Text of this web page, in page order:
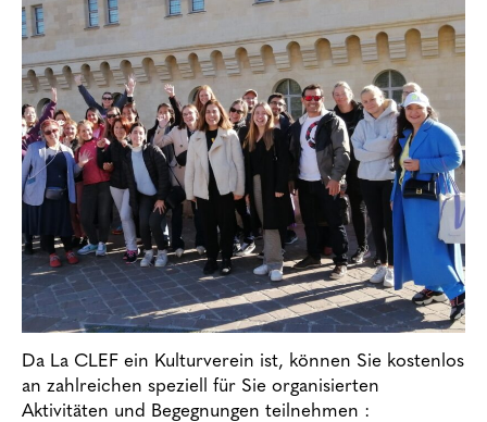
Da La CLEF ein Kulturverein ist, können Sie kostenlos
an zahlreichen speziell für Sie organisierten
Aktivitäten und Begegnungen teilnehmen :